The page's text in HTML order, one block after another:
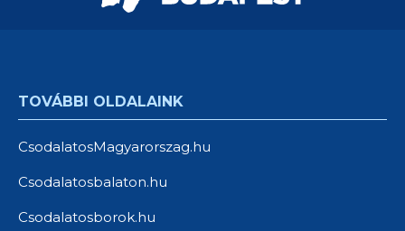
TOVÁBBI OLDALAINK
CsodalatosMagyarorszag.hu
Csodalatosbalaton.hu
Csodalatosborok.hu